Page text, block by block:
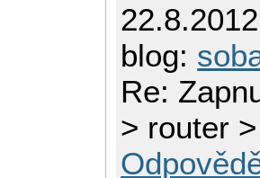
blog:
Re:
> router